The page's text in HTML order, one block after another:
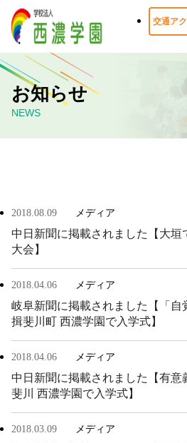
交通ア
お知らせ
NEWS
2018.08.09 メディア
中日新聞に掲載されました【大垣
大会】
2018.04.06 メディア
岐阜新聞に掲載されました【「自
揖斐川町 西濃学園で入学式】
2018.04.06 メディア
中日新聞に掲載されました【有
斐川 西濃学園で入学式】
2018.03.09 メディア